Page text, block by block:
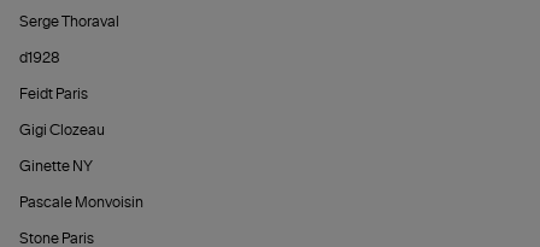
Serge Thoraval
d1928
Feidt Paris
Gigi Clozeau
Ginette NY
Pascale Monvoisin
Stone Paris